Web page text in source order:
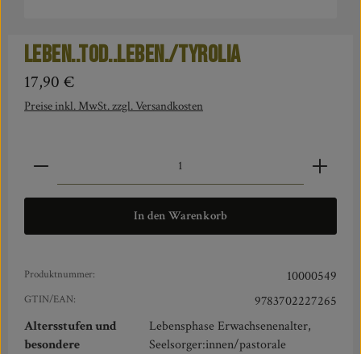
Leben..Tod..Leben./Tyrolia
Regulärer Preis:
17,90 €
Preise inkl. MwSt. zzgl. Versandkosten
Produkt Anzahl: Gib den gewünschten Wert ein oder
In den Warenkorb
Produktnummer: 10000549
GTIN/EAN:
9783702227265
Altersstufen und
besondere
Lebensphase Erwachsenenalter,
Seelsorger:innen/pastorale